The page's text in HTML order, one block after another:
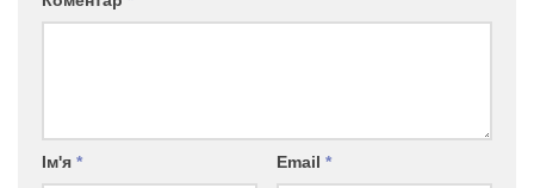
Ім'я * Email *